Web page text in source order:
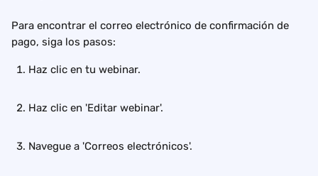
Para encontrar el correo electrónico de confirmación de
pago, siga los pasos:
Haz clic en tu webinar.
Haz clic en 'Editar webinar'.
Navegue a 'Correos electrónicos'.